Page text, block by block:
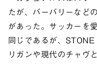
たが、バーバリーなど
があった。サッカーを
同じであるが、
リガンや現代のチャヴ